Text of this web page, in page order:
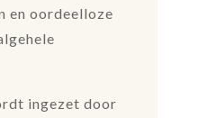
en oordeelloze
ingezet door